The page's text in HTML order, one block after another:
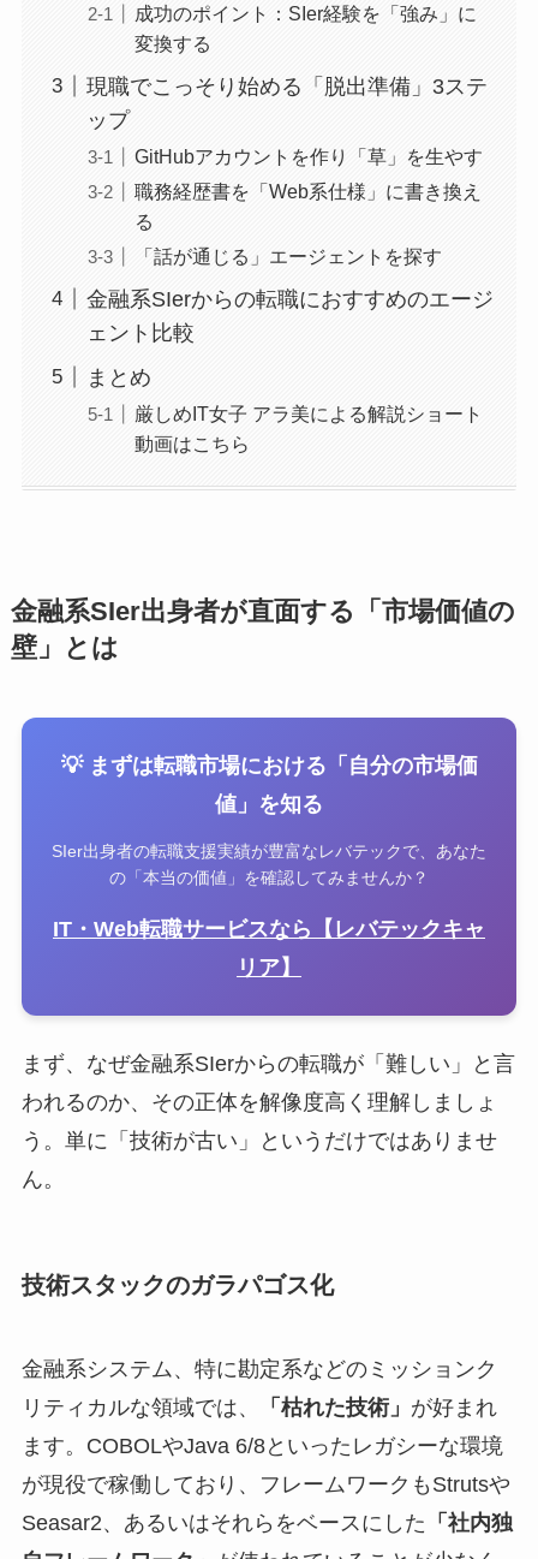
成功のポイント：SIer経験を「強み」に
変換する
現職でこっそり始める「脱出準備」3ステ
ップ
GitHubアカウントを作り「草」を生やす
職務経歴書を「Web系仕様」に書き換え
る
「話が通じる」エージェントを探す
金融系SIerからの転職におすすめのエージ
ェント比較
まとめ
厳しめIT女子 アラ美による解説ショート
動画はこちら
金融系SIer出身者が直面する「市場価値の
壁」とは
💡 まずは転職市場における「自分の市場価
値」を知る
SIer出身者の転職支援実績が豊富なレバテックで、あなた
の「本当の価値」を確認してみませんか？
IT・Web転職サービスなら【レバテックキャ
リア】
まず、なぜ金融系SIerからの転職が「難しい」と言
われるのか、その正体を解像度高く理解しましょ
う。単に「技術が古い」というだけではありませ
ん。
技術スタックのガラパゴス化
金融系システム、特に勘定系などのミッションク
リティカルな領域では、
「枯れた技術」 が好まれ
ます。COBOLやJava 6/8といったレガシーな環境
が現役で稼働しており、フレームワークもStrutsや
Seasar2、あるいはそれらをベースにした 「社内独